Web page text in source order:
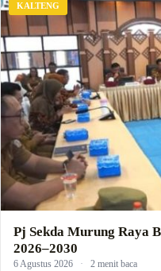
KALTENG
Pj Sekda Murung Raya
2026–2030
6 Agustus 2026 · 2 menit baca